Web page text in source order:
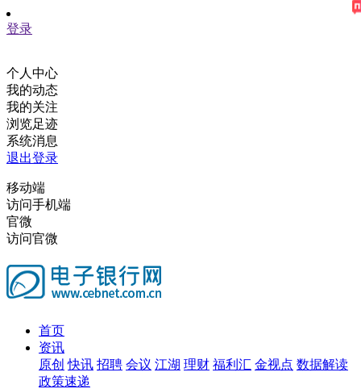
登录
个人中心
我的动态
我的关注
浏览足迹
系统消息
退出登录
移动端
访问手机端
官微
访问官微
首页
资讯
原创 快讯 招聘 会议 江湖 理财 福利汇 金视点 数据解读
政策速递